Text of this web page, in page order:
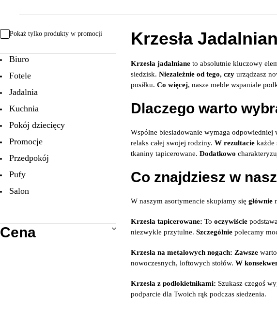
Pokaż tylko produkty w promocji
Biuro
Fotele
Jadalnia
Kuchnia
Pokój dziecięcy
Promocje
Przedpokój
Pufy
Salon
wszystkie meble
Cena
Krzesła
Krzesła jadalniane to absolutnie kluczowy
siedzisk. Niezależnie od tego, czy urządzasz
posiłku. Co więcej, nasze meble wspaniale
Dlaczego warto
Wspólne biesiadowanie wymaga odpowiedniej
relaks całej swojej rodziny. W rezultacie każde
tkaniny tapicerowane. Dodatkowo
Co znajdziesz w
W naszym asortymencie skupiamy się głównie
Krzesła tapicerowane: To oczywiście
niezwykle przytulne. Szczególnie polecamy
Krzesła na metalowych nogach: Zawsze
nowoczesnych, loftowych stołów. W
Krzesła z podłokietnikami: Szukasz czegoś
podparcie dla Twoich rąk podczas siedzenia.